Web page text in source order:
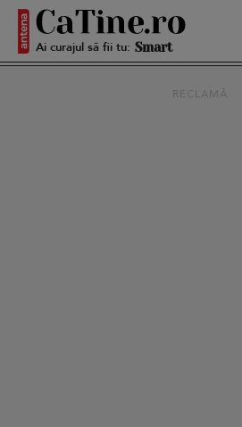
Ai curajul să fii tu: Smart
RECLAMĂ